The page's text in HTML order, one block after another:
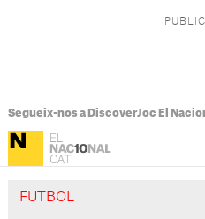
Segueix-nos a DiscoverJoc El
FUTBOL